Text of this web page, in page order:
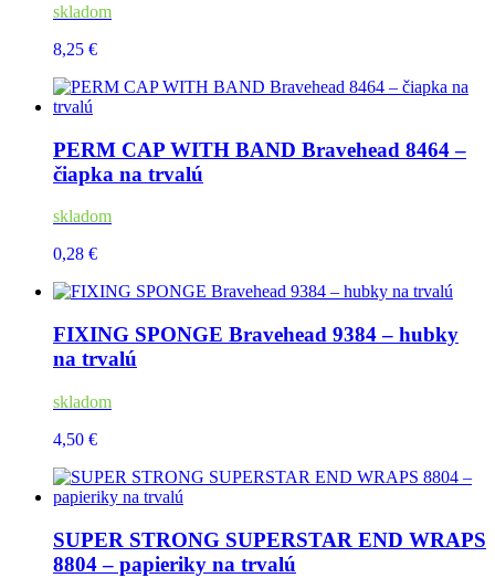
skladom
8,25 €
PERM CAP WITH BAND Bravehead 8464 –
čiapka na trvalú
skladom
0,28 €
FIXING SPONGE Bravehead 9384 – hubky
na trvalú
skladom
4,50 €
SUPER STRONG SUPERSTAR END WRAPS
8804 – papieriky na trvalú